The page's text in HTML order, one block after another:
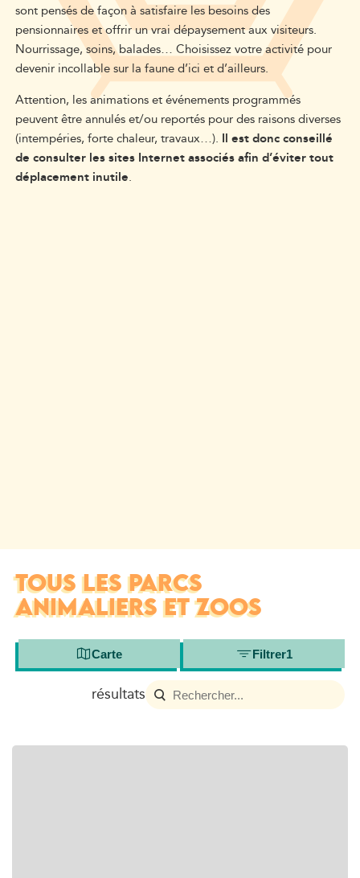
sont pensés de façon à satisfaire les besoins des
pensionnaires et offrir un vrai dépaysement aux visiteurs.
Nourrissage, soins, balades… Choisissez votre activité pour
devenir incollable sur la faune d’ici et d’ailleurs.
Attention, les animations et événements programmés
peuvent être annulés et/ou reportés pour des raisons diverses
(intempéries, forte chaleur, travaux…). Il est donc conseillé
de consulter les sites Internet associés afin d’éviter tout
déplacement inutile.
TOUS LES PARCS
ANIMALIERS ET ZOOS
Carte Filtrer1
résultats